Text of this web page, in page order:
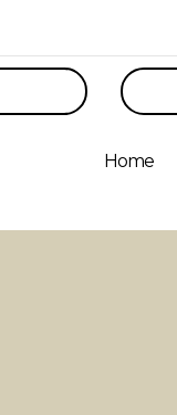
Home